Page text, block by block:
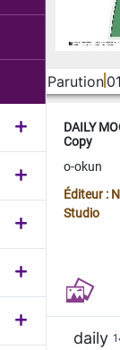
Parution
DAILY
Copy
o-okun
Éditeur :
Studio
daily